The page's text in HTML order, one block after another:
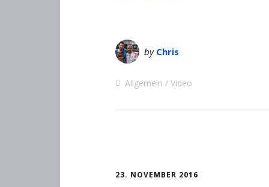
by Chris
Allgemein Video
23. NOVEMBER 2016